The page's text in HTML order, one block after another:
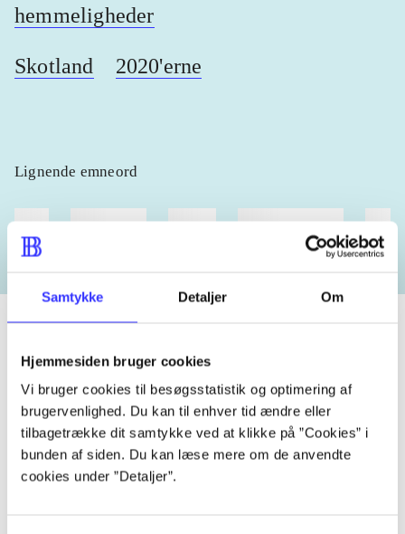
Samtykke Detaljer Om
Hjemmesiden bruger cookies
Vi bruger cookies til besøgsstatistik og optimering af
brugervenlighed. Du kan til enhver tid ændre eller
tilbagetrække dit samtykke ved at klikke på ”Cookies” i
bunden af siden. Du kan læse mere om de anvendte
cookies under ”Detaljer”.
hemmeligheder
Skotland 2020'erne
Lignende emneord
ridning hestesygdomme vokal
Tidsskrift
Artiklen er en del af
lorem ipsum dolor sit amet ...
Tidsskrift